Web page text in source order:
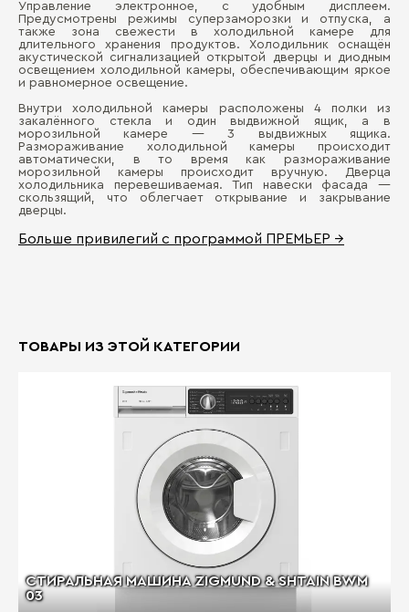
Управление электронное, с удобным дисплеем.
Предусмотрены режимы суперзаморозки и отпуска, а
также зона свежести в холодильной камере для
длительного хранения продуктов. Холодильник оснащён
акустической сигнализацией открытой дверцы и диодным
освещением холодильной камеры, обеспечивающим яркое
и равномерное освещение.
Внутри холодильной камеры расположены 4 полки из
закалённого стекла и один выдвижной ящик, а в
морозильной камере — 3 выдвижных ящика.
Размораживание холодильной камеры происходит
автоматически, в то время как размораживание
морозильной камеры происходит вручную. Дверца
холодильника перевешиваемая. Тип навески фасада —
скользящий, что облегчает открывание и закрывание
дверцы.
Больше привилегий с программой ПРЕМЬЕР →
ТОВАРЫ ИЗ ЭТОЙ КАТЕГОРИИ
СТИРАЛЬНАЯ МАШИНА ZIGMUND & SHTAIN BWM
03